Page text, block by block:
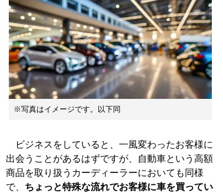
※写真はイメージです。以下同
ビジネスをしていると、一風変わったお客様に
出会うことがあるはずですが、自動車という高額
商品を取り扱うカーディーラーにおいても同様
で、 ちょっと特殊な流れでお客様に車を買ってい